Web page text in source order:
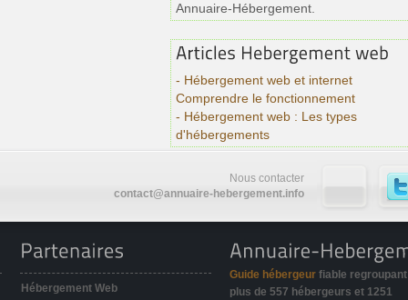
Annuaire-Hébergement.
- Hébergement web et internet
Comprendre le fonctionnement
- Hébergement web : Les types
d'hébergements
Nous contacter
contact@annuaire-hebergement.info
Hébergement Web
Guide hébergeur fiable regroupant
plus de 557 hébergeurs et 1251